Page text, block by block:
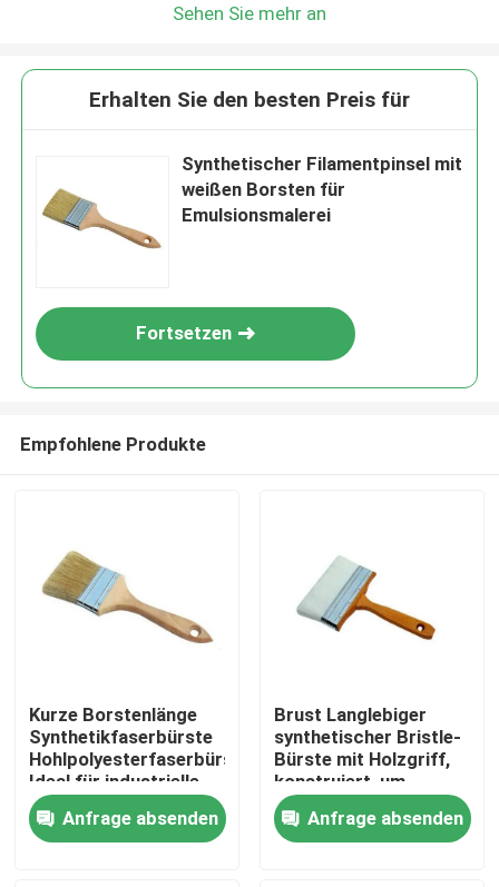
Startseite
Produkte
Sehen Sie mehr an
Erhalten Sie den besten Preis für
Synthetischer Filamentpinsel mit
weißen Borsten für
Emulsionsmalerei
Fortsetzen
Empfohlene Produkte
Kurze Borstenlänge
Synthetikfaserbürste
Hohlpolyesterfaserbürste
Ideal für industrielle
Reinigungsanwendungen
Anfrage absenden
Brust Langlebiger
synthetischer Bristle-
Bürste mit Holzgriff,
konstruiert, um
strengen Reinigungs-
und
Wartungsaufgaben
Anfrage absenden